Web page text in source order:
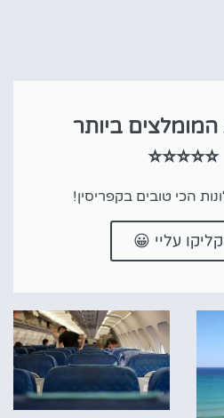
המומלצים ביותר
⭐⭐⭐⭐⭐
הכי טובים בקפריסין!
עליי 😀